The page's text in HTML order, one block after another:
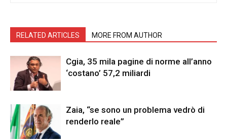
RELATED ARTICLES MORE FROM AUTHOR
Cgia, 35 mila pagine di norme all’anno
‘costano’ 57,2 miliardi
Zaia, “se sono un problema vedrò di
renderlo reale”